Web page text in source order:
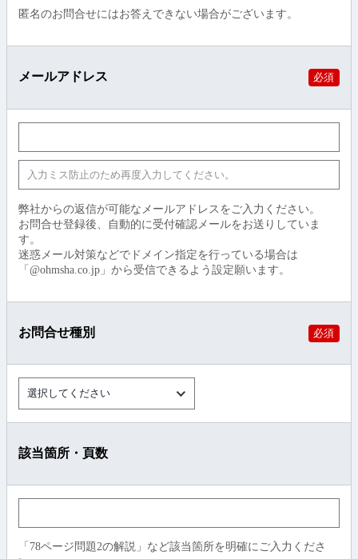
匿名のお問合せにはお答えできない場合がございます。
メールアドレス 必須
弊社からの返信が可能なメールアドレスをご入力ください。
お問合せ登録後、自動的に受付確認メールをお送りしていま
す。
迷惑メール対策などでドメイン指定を行っている場合は
「@ohmsha.co.jp」から受信できるよう設定願います。
お問合せ種別 必須
該当箇所・頁数
「78ページ問題2の解説」など該当箇所を明確にご入力くださ